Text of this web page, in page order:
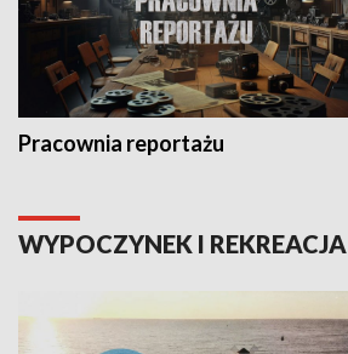
Pracownia reportażu
WYPOCZYNEK I REKREACJA